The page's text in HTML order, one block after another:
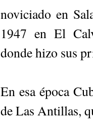
noviciado en
1947 en El
donde hizo sus
En esa época
de Las Antillas,